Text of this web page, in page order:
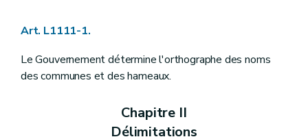
Art. L1122-27
Art. L1122-28
Art. L1122-29
Art. L1122-30
Art. L1122-31
Art. L1111-1.
Le Gouvernement détermine l'orthographe des noms
des communes et des hameaux.
Chapitre II
Délimitations